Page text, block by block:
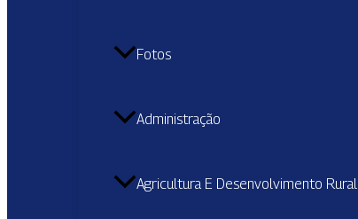
Fotos
Administração
Agricultura E Desenvolvimento Rural